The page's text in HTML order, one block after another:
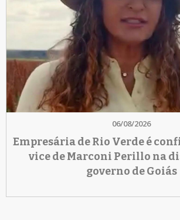
06/08/2026
Empresária de Rio Verde é
vice de Marconi Perillo na
governo de Goiás